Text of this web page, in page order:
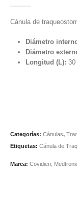
Cánula de
Diámetro
Diámetro
Longitud (L): 30
Categorías: Cánulas,
Etiquetas: Cánula de
Marca: Covidien,